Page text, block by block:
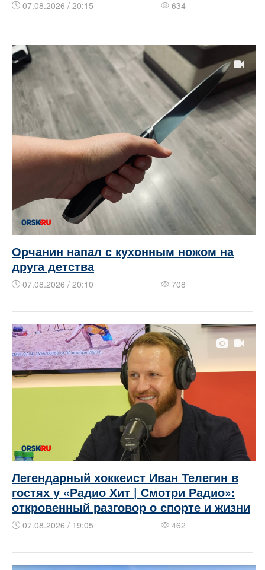
07.08.2026 / 20:15 634
Орчанин напал с кухонным ножом на
друга детства
07.08.2026 / 20:10 708
Легендарный хоккеист Иван Телегин в
гостях у «Радио Хит | Смотри Радио»:
откровенный разговор о спорте и жизни
07.08.2026 / 19:05 462